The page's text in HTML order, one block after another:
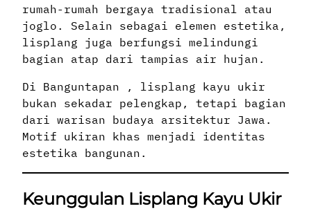
rumah-rumah bergaya tradisional atau
joglo. Selain sebagai elemen estetika,
lisplang juga berfungsi melindungi
bagian atap dari tampias air hujan.
Di Banguntapan , lisplang kayu ukir
bukan sekadar pelengkap, tetapi bagian
dari warisan budaya arsitektur Jawa.
Motif ukiran khas menjadi identitas
estetika bangunan.
Keunggulan Lisplang Kayu Ukir